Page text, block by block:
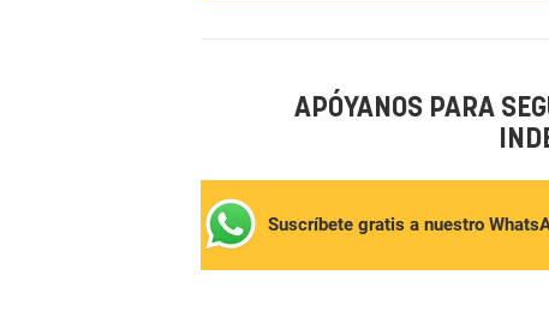
APÓYANOS PARA
Suscríbete gratis a nuestro